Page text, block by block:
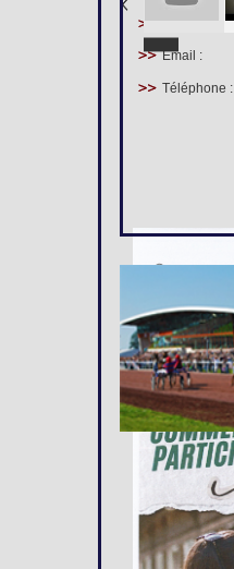
Nom :
Email :
Téléphone :